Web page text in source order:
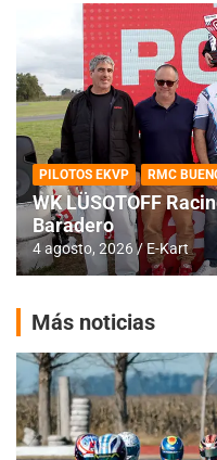
PILOTOS EKVP RMC
WK LÜSQTOFF
Baradero
4 agosto, 2026 E-Kart
Más noticias